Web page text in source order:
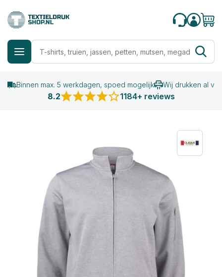
Binnen max. 5 werkdagen, spoed mogelijk Wij drukken al
8.2 1184+ reviews